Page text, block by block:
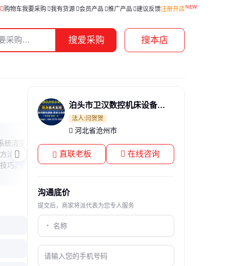
购物车我要采购 我有货源 会员产品 推广产品 建议反馈注册开店
搜爱采购 搜本店
清零
法及注
巧。
3吨行车电机功率解析
本文详细解答3吨行车电机和10吨电机车
的功率需求，解释不同吨位电机功率差异
的原因，并提供实用选购建议，帮助读者
泊头市卫汉数控机床设备有限公司
法人:闫贺贺
河北省沧州市
直联老板 在线咨询
沟通底价
提交后，商家将派代表为您专人服务